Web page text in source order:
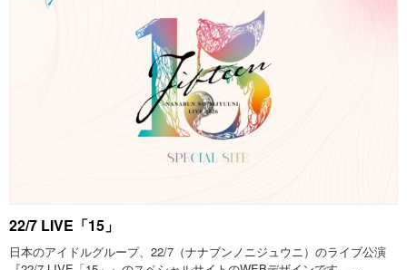
22/7 LIVE「15」
日本のアイドルグループ、22/7（ナナブンノニジュウニ）のライブ公演